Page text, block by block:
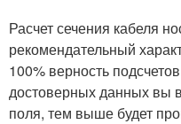
Расчет сечения кабеля
рекомендательный
100% верность
достоверных данных вы
поля, тем выше будет